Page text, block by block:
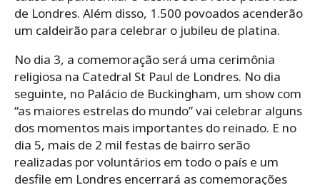
de Londres. Além disso, 1.500 povoados acenderão
um caldeirão para celebrar o jubileu de platina.
No dia 3, a comemoração será uma cerimônia
religiosa na Catedral St Paul de Londres. No dia
seguinte, no Palácio de Buckingham, um show com
“as maiores estrelas do mundo” vai celebrar alguns
dos momentos mais importantes do reinado. E no
dia 5, mais de 2 mil festas de bairro serão
realizadas por voluntários em todo o país e um
desfile em Londres encerrará as comemorações